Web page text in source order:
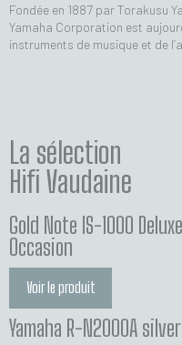
Fondée en 1887 par Torakusu
Yamaha Corporation est
instruments de musique et de
La sélection
Hifi Vaudaine
Gold Note IS-1000
Occasion
Voir le produit
Yamaha R-N2000A